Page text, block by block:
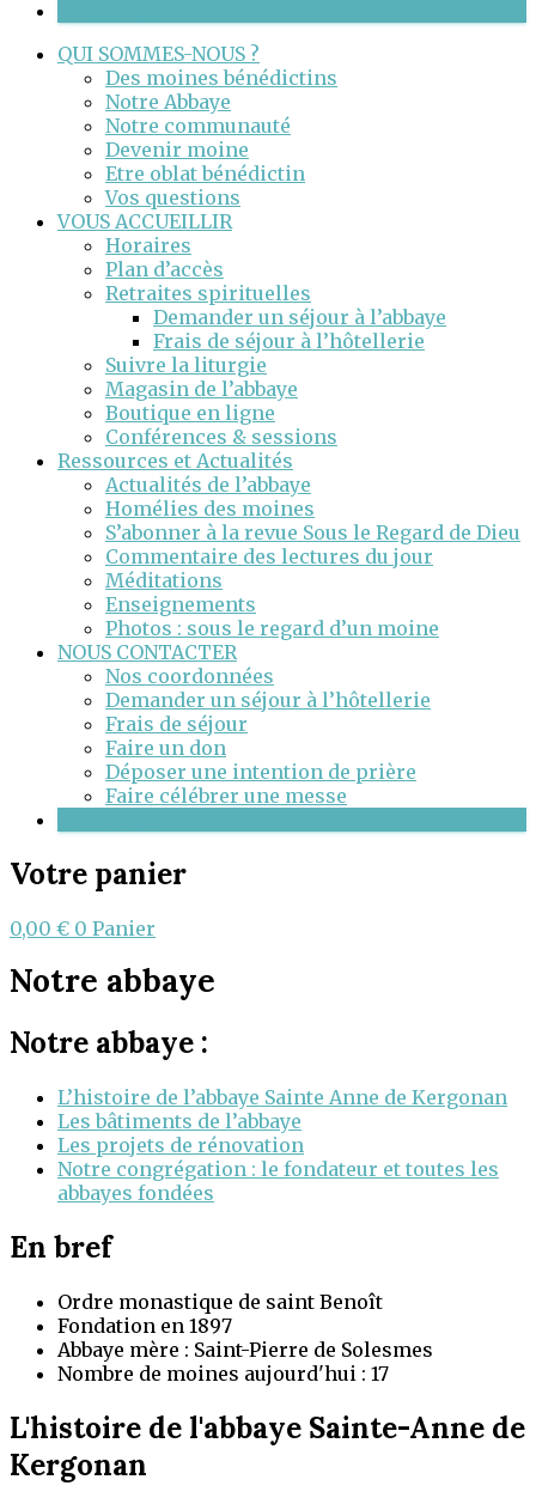
QUI SOMMES-NOUS ?
Des moines bénédictins
Notre Abbaye
Notre communauté
Devenir moine
Etre oblat bénédictin
Vos questions
VOUS ACCUEILLIR
Horaires
Plan d’accès
Retraites spirituelles
Demander un séjour à l’abbaye
Frais de séjour à l’hôtellerie
Suivre la liturgie
Magasin de l’abbaye
Boutique en ligne
Conférences & sessions
Ressources et Actualités
Actualités de l’abbaye
Homélies des moines
S’abonner à la revue Sous le Regard de Dieu
Commentaire des lectures du jour
Méditations
Enseignements
Photos : sous le regard d’un moine
NOUS CONTACTER
Nos coordonnées
Demander un séjour à l’hôtellerie
Frais de séjour
Faire un don
Déposer une intention de prière
Faire célébrer une messe
Votre panier
0,00 € 0 Panier
Notre abbaye
Notre abbaye :
L’histoire de l’abbaye Sainte Anne de Kergonan
Les bâtiments de l’abbaye
Les projets de rénovation
Notre congrégation : le fondateur et toutes les
abbayes fondées
En bref
Ordre monastique de saint Benoît
Fondation en 1897
Abbaye mère : Saint-Pierre de Solesmes
Nombre de moines aujourd'hui : 17
L'histoire de l'abbaye Sainte-Anne de
Kergonan